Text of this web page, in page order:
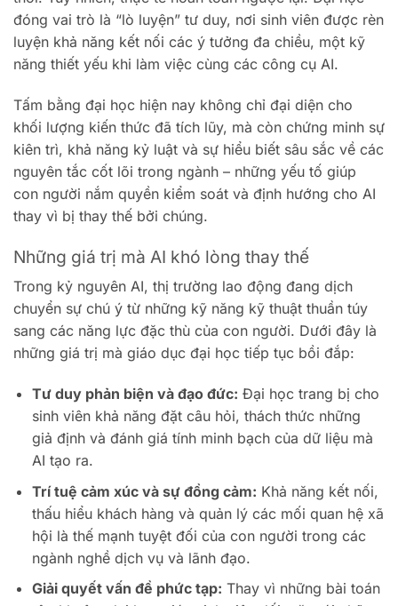
đóng vai trò là “lò luyện” tư duy, nơi sinh viên được rèn
luyện khả năng kết nối các ý tưởng đa chiều, một kỹ
năng thiết yếu khi làm việc cùng các công cụ AI.
Tấm bằng đại học hiện nay không chỉ đại diện cho
khối lượng kiến thức đã tích lũy, mà còn chứng minh sự
kiên trì, khả năng kỷ luật và sự hiểu biết sâu sắc về các
nguyên tắc cốt lõi trong ngành – những yếu tố giúp
con người nắm quyền kiểm soát và định hướng cho AI
thay vì bị thay thế bởi chúng.
Những giá trị mà AI khó lòng thay thế
Trong kỷ nguyên AI, thị trường lao động đang dịch
chuyển sự chú ý từ những kỹ năng kỹ thuật thuần túy
sang các năng lực đặc thù của con người. Dưới đây là
những giá trị mà giáo dục đại học tiếp tục bồi đắp:
Tư duy phản biện và đạo đức: Đại học trang bị cho
sinh viên khả năng đặt câu hỏi, thách thức những
giả định và đánh giá tính minh bạch của dữ liệu mà
AI tạo ra.
Trí tuệ cảm xúc và sự đồng cảm: Khả năng kết nối,
thấu hiểu khách hàng và quản lý các mối quan hệ xã
hội là thế mạnh tuyệt đối của con người trong các
ngành nghề dịch vụ và lãnh đạo.
Giải quyết vấn đề phức tạp: Thay vì những bài toán